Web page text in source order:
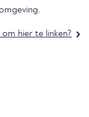
hier te linken?